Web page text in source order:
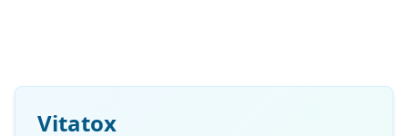
Vitatox